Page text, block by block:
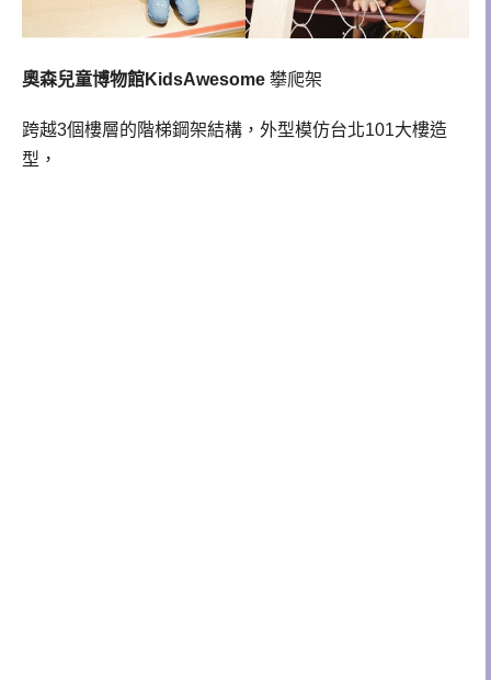
奧森兒童博物館KidsAwesome 攀爬架
跨越3個樓層的階梯鋼架結構，外型模仿台北101大樓造
型，